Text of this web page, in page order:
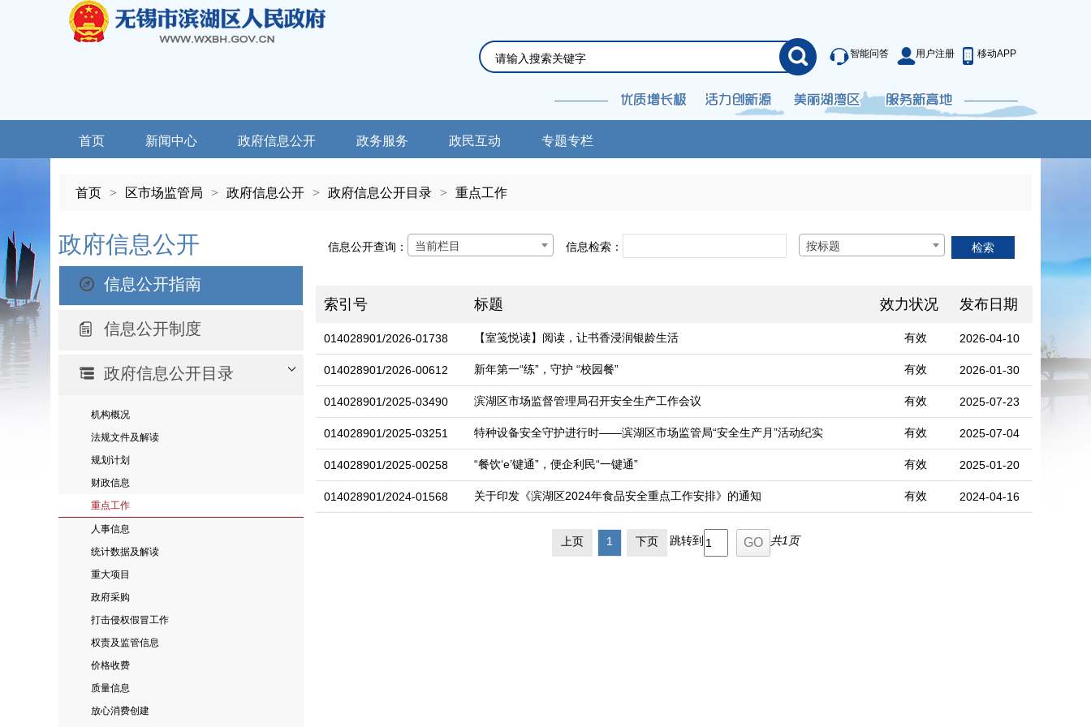
智能问答 用户注册 移动APP
首页 新闻中心 政府信息公开 政务服务 政民互动 专题专栏
首页 > 区市场监管局 > 政府信息公开 > 政府信息公开目录 > 重点工作
政府信息公开
信息公开指南
信息公开制度
政府信息公开目录
机构概况
法规文件及解读
规划计划
财政信息
重点工作
人事信息
统计数据及解读
重大项目
政府采购
打击侵权假冒工作
权责及监管信息
价格收费
质量信息
放心消费创建
信息公开查询： 当前栏目 信息检索： 按标题
索引号 标题 效力状况 发布日期
014028901/2026-01738 【室笺悦读】阅读，让书香浸润银龄生活 有效 2026-04-10
014028901/2026-00612 新年第一“练”，守护 “校园餐” 有效 2026-01-30
014028901/2025-03490 滨湖区市场监督管理局召开安全生产工作会议 有效 2025-07-23
014028901/2025-03251 特种设备安全守护进行时——滨湖区市场监管局“安全生产月”活动纪实 有效 2025-07-04
014028901/2025-00258 “餐饮‘e’键通”，便企利民“一键通” 有效 2025-01-20
014028901/2024-01568 关于印发《滨湖区2024年食品安全重点工作安排》的通知 有效 2024-04-16
上页 1 下页 跳转到 共1页